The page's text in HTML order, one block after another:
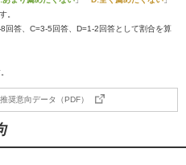
。
答、C=3-5回答、D=1-2回答として割合を算
奨意向データ（PDF）